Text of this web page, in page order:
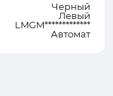
Черный
Левый
LMGM*************
Автомат